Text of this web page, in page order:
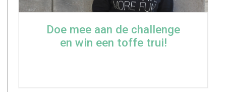
Doe mee aan de challenge
en win een toffe trui!